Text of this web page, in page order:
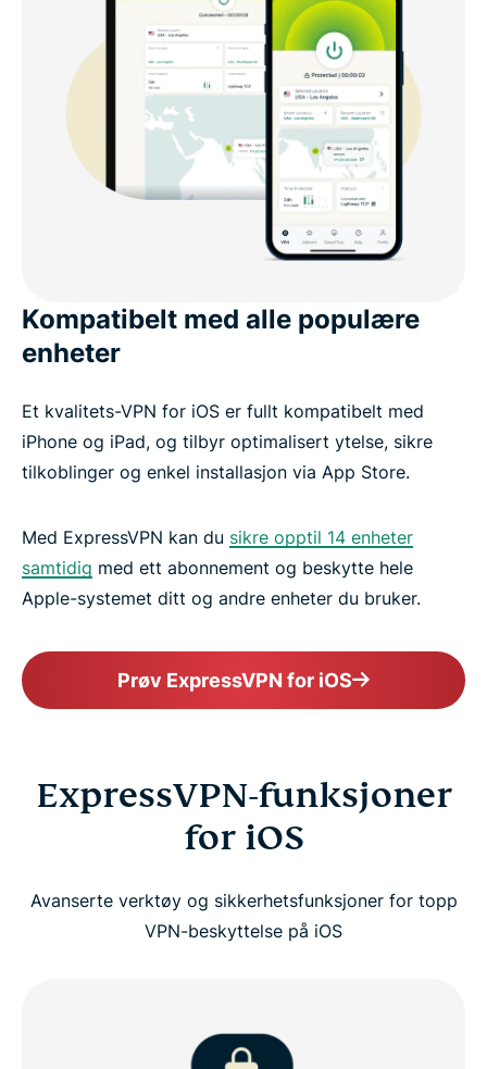
Kompatibelt med alle populære
enheter
Et kvalitets-VPN for iOS er fullt kompatibelt med
iPhone og iPad, og tilbyr optimalisert ytelse, sikre
tilkoblinger og enkel installasjon via App Store.
Med ExpressVPN kan du sikre opptil 14 enheter
samtidig med ett abonnement og beskytte hele
Apple-systemet ditt og andre enheter du bruker.
Prøv ExpressVPN for iOS
ExpressVPN-funksjoner
for iOS
Avanserte verktøy og sikkerhetsfunksjoner for topp
VPN-beskyttelse på iOS